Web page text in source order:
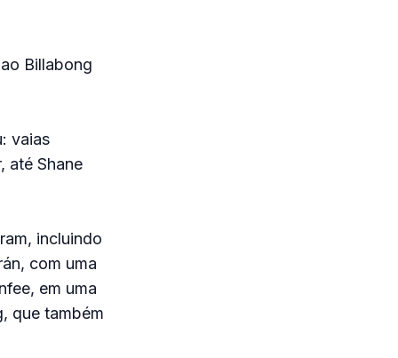
Billabong
vaias
até Shane
incluindo
com uma
em uma
que também